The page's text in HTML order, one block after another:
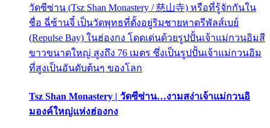
วัดซีซ่าน (Tsz Shan Monastery / 慈山寺) หรือที่รู้จักกันใน
ชื่อ ฉี่ซ้านจี๋ เป็นวัดพุทธที่ตั้งอยู่ริมชายหาดรีพัลส์เบย์
(Repulse Bay) ในฮ่องกง โดดเด่นด้วยรูปปั้นเจ้าแม่กวนอิมสี
ขาวขนาดใหญ่ สูงถึง 76 เมตร ซึ่งเป็นรูปปั้นเจ้าแม่กวนอิม
ที่สูงเป็นอันดับต้นๆ ของโลก
Tsz Shan Monastery | วัดซีซ่าน…งามสง่าเจ้าแม่กวนอิ
มองค์ใหญ่แห่งฮ่องกง